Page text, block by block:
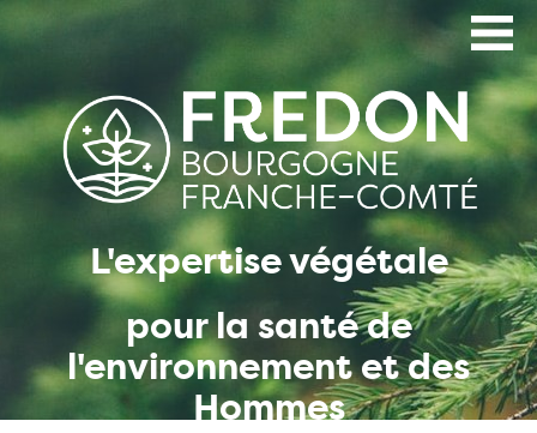
L'expertise végétale
pour la santé de
l'environnement et des
Hommes